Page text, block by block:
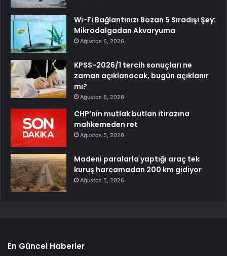
Wi-Fi Bağlantınızı Bozan 5 Sıradışı Şey:
Mikrodalgadan Akvaryuma
Ağustos 6, 2026
KPSS-2026/1 tercih sonuçları ne
zaman açıklanacak, bugün açıklanır
mı?
Ağustos 6, 2026
CHP’nin mutlak butlan itirazına
mahkemeden ret
Ağustos 5, 2026
Madeni paralarla yaptığı araç tek
kuruş harcamadan 200 km gidiyor
Ağustos 5, 2026
En Güncel Haberler